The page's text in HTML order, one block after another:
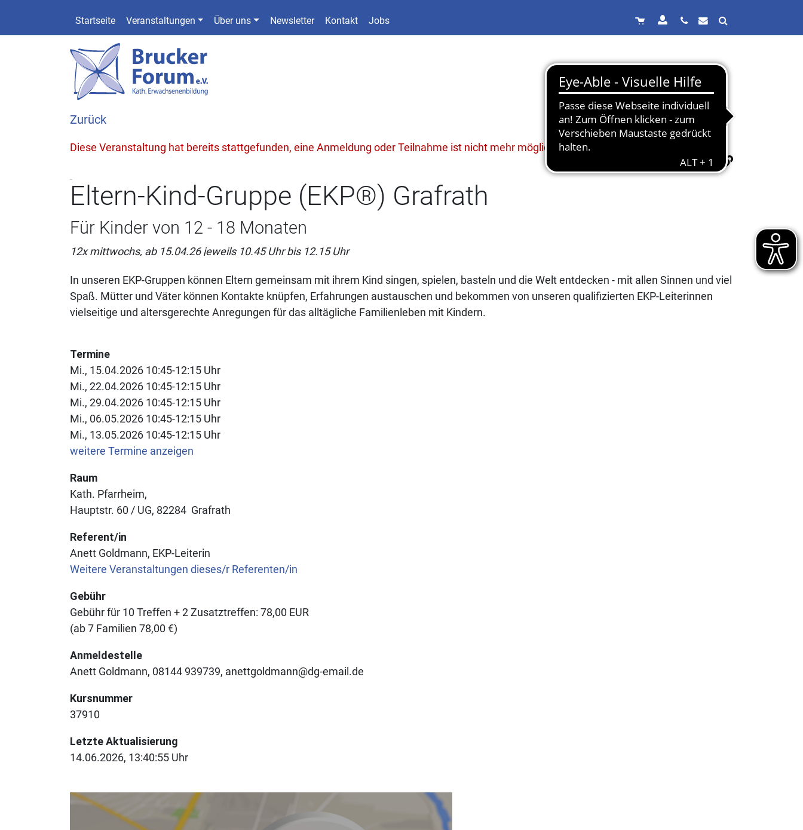
Startseite Veranstaltungen Über uns Newsletter Kontakt Jobs
Zurück
Diese Veranstaltung hat bereits stattgefunden, eine Anmeldung oder Teilnahme ist nicht mehr möglich.
Eltern-Kind-Gruppe (EKP®) Grafrath
Für Kinder von 12 - 18 Monaten
12x mittwochs, ab 15.04.26 jeweils 10.45 Uhr bis 12.15 Uhr
In unseren EKP-Gruppen können Eltern gemeinsam mit ihrem Kind singen, spielen, basteln und die Welt entdecken - mit allen Sinnen und viel
Spaß. Mütter und Väter können Kontakte knüpfen, Erfahrungen austauschen und bekommen von unseren qualifizierten EKP-Leiterinnen
vielseitige und altersgerechte Anregungen für das alltägliche Familienleben mit Kindern.
Termine
Mi., 15.04.2026 10:45-12:15 Uhr
Mi., 22.04.2026 10:45-12:15 Uhr
Mi., 29.04.2026 10:45-12:15 Uhr
Mi., 06.05.2026 10:45-12:15 Uhr
Mi., 13.05.2026 10:45-12:15 Uhr
weitere Termine anzeigen
Raum
Kath. Pfarrheim
Hauptstr. 60 / UG 82284 Grafrath
Referent/in
Anett Goldmann, EKP-Leiterin
Weitere Veranstaltungen dieses/r Referenten/in
Gebühr
Gebühr für 10 Treffen + 2 Zusatztreffen: 78,00 EUR
(ab 7 Familien 78,00 €)
Anmeldestelle
Anett Goldmann, 08144 939739, anettgoldmann@dg-email.de
Kursnummer
37910
Letzte Aktualisierung
14.06.2026, 13:40:55 Uhr